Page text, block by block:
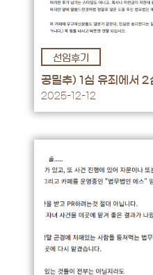
선임후기
공밀추) 1심 유죄에서 2
2025-12-12